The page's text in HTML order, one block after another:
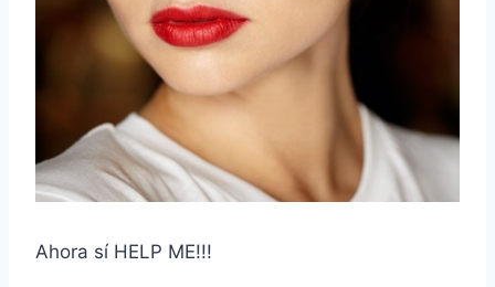
Ahora sí HELP ME!!!